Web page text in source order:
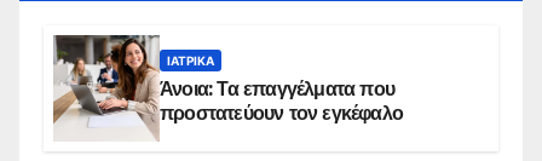
ΙΑΤΡΙΚΆ
Άνοια: Τα επαγγέλματα που
προστατεύουν τον εγκέφαλο